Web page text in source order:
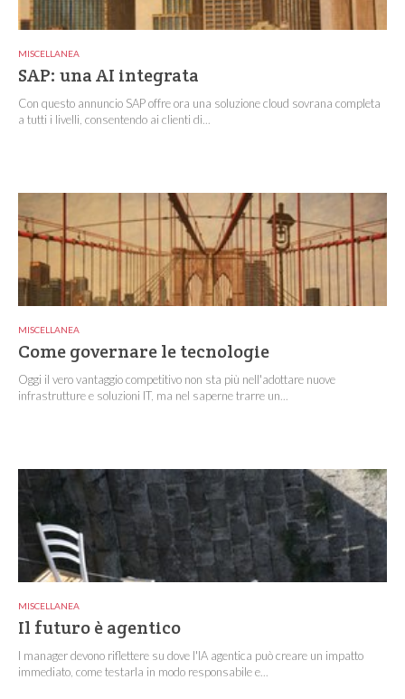
MISCELLANEA
SAP: una AI integrata
Con questo annuncio SAP offre ora una soluzione cloud sovrana completa
a tutti i livelli, consentendo ai clienti di...
MISCELLANEA
Come governare le tecnologie
Oggi il vero vantaggio competitivo non sta più nell'adottare nuove
infrastrutture e soluzioni IT, ma nel saperne trarre un...
MISCELLANEA
Il futuro è agentico
I manager devono riflettere su dove l'IA agentica può creare un impatto
immediato, come testarla in modo responsabile e...